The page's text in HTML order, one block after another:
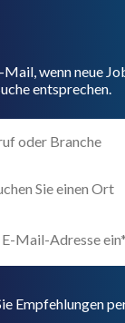
Mail, wenn neue
entsprechen.
Empfehlungen